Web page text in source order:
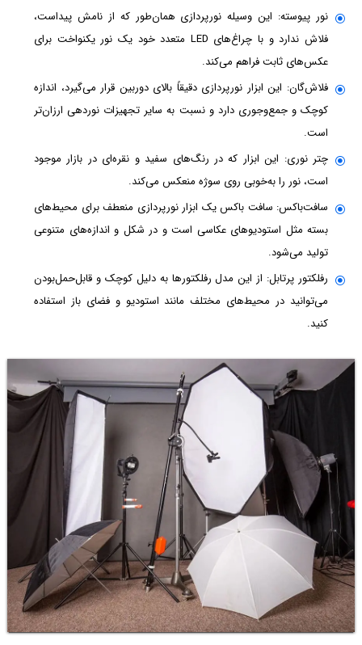
نور پیوسته: این وسیله نورپردازی همان‌طور که از نامش پیداست،
فلاش ندارد و با چراغ‌های LED متعدد خود یک نور یکنواخت برای
عکس‌های ثابت فراهم می‌کند.
فلاش‌گان: این ابزار نورپردازی دقیقاً بالای دوربین قرار می‌گیرد، اندازه
کوچک و جمع‌وجوری دارد و نسبت به سایر تجهیزات نوردهی ارزان‌تر
است.
چتر نوری: این ابزار که در رنگ‌های سفید و نقره‌ای در بازار موجود
است، نور را به‌خوبی روی سوژه منعکس می‌کند.
سافت‌باکس: سافت باکس یک ابزار نورپردازی منعطف برای محیط‌های
بسته مثل استودیوهای عکاسی است و در شکل و اندازه‌های متنوعی
تولید می‌شود.
رفلکتور پرتابل: از این مدل رفلکتورها به دلیل کوچک و قابل‌حمل‌بودن
می‌توانید در محیط‌های مختلف مانند استودیو و فضای باز استفاده
کنید.